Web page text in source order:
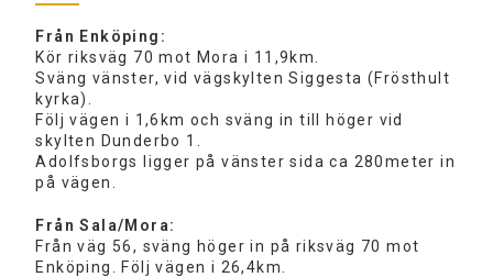
Från Enköping:
Kör riksväg 70 mot Mora i 11,9km.
Sväng vänster, vid vägskylten Siggesta (Frösthult
kyrka).
Följ vägen i 1,6km och sväng in till höger vid
skylten Dunderbo 1.
Adolfsborgs ligger på vänster sida ca 280meter in
på vägen.
Från Sala/Mora:
Från väg 56, sväng höger in på riksväg 70 mot
Enköping. Följ vägen i 26,4km.